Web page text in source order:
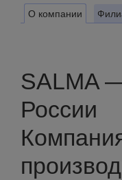
О компании
SALMA
России